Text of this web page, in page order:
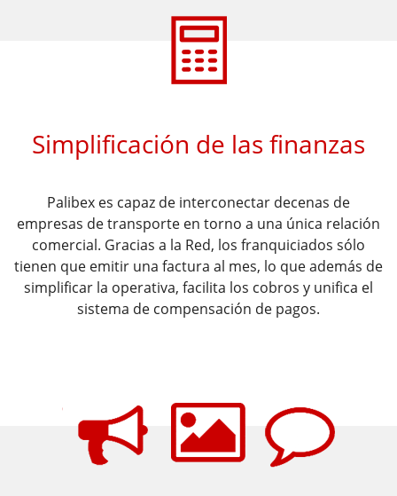
​​Simplificación de las finanzas
Palibex es capaz de interconectar decenas de
empresas de transporte en torno a una única relación
comercial. Gracias a la Red, los franquiciados sólo
tienen que emitir una factura al mes, lo que además de
simplificar la operativa, facilita los cobros y unifica el
sistema de compensación de pagos.